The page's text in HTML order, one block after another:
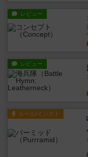
レビュー
レビュー
ルール/インスト